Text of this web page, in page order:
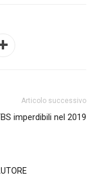
Articolo successivo
imperdibili nel 2019